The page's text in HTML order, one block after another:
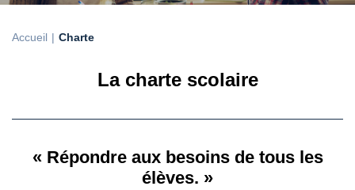
Accueil Charte
La charte scolaire
« Répondre aux besoins de tous les
élèves. »